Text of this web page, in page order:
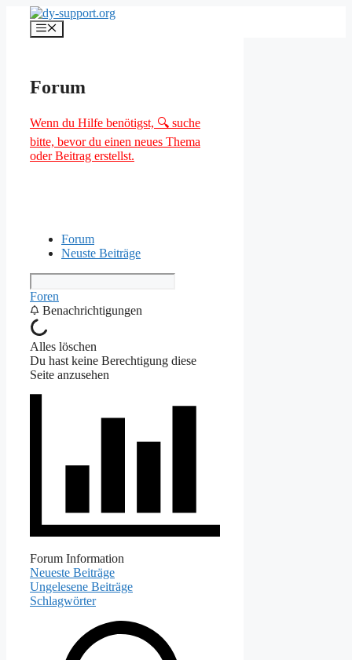
Inhalt
springen
Menü
Forum
Wenn du Hilfe benötigst, 🔍 suche
bitte, bevor du einen neues Thema
oder Beitrag erstellst.
Forum
Neuste Beiträge
Foren
Benachrichtigungen
Alles löschen
Du hast keine Berechtigung diese
Seite anzusehen
Forum Information
Neueste Beiträge
Ungelesene Beiträge
Schlagwörter